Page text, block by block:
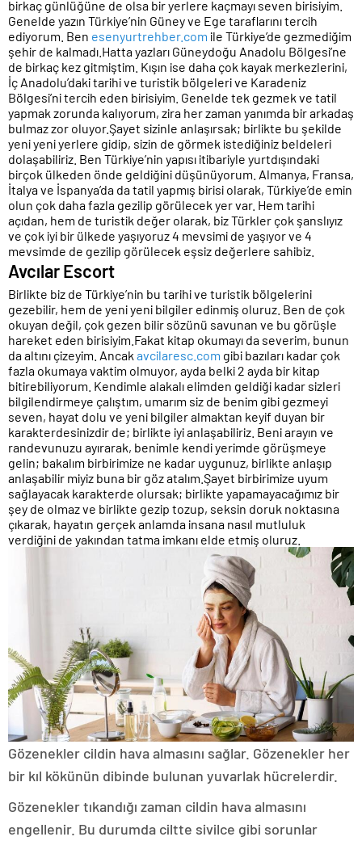
birkaç günlüğüne de olsa bir yerlere kaçmayı seven birisiyim.
Genelde yazın Türkiye’nin Güney ve Ege taraflarını tercih
ediyorum. Ben esenyurtrehber.com ile Türkiye’de gezmediğim
şehir de kalmadı.Hatta yazları Güneydoğu Anadolu Bölgesi’ne
de birkaç kez gitmiştim. Kışın ise daha çok kayak merkezlerini,
İç Anadolu’daki tarihi ve turistik bölgeleri ve Karadeniz
Bölgesi’ni tercih eden birisiyim. Genelde tek gezmek ve tatil
yapmak zorunda kalıyorum, zira her zaman yanımda bir arkadaş
bulmaz zor oluyor.Şayet sizinle anlaşırsak; birlikte bu şekilde
yeni yeni yerlere gidip, sizin de görmek istediğiniz beldeleri
dolaşabiliriz. Ben Türkiye’nin yapısı itibariyle yurtdışındaki
birçok ülkeden önde geldiğini düşünüyorum. Almanya, Fransa,
İtalya ve İspanya’da da tatil yapmış birisi olarak, Türkiye’de emin
olun çok daha fazla gezilip görülecek yer var. Hem tarihi
açıdan, hem de turistik değer olarak, biz Türkler çok şanslıyız
ve çok iyi bir ülkede yaşıyoruz 4 mevsimi de yaşıyor ve 4
mevsimde de gezilip görülecek eşsiz değerlere sahibiz.
Avcılar Escort
Birlikte biz de Türkiye’nin bu tarihi ve turistik bölgelerini
gezebilir, hem de yeni yeni bilgiler edinmiş oluruz. Ben de çok
okuyan değil, çok gezen bilir sözünü savunan ve bu görüşle
hareket eden birisiyim.Fakat kitap okumayı da severim, bunun
da altını çizeyim. Ancak avcilaresc.com gibi bazıları kadar çok
fazla okumaya vaktim olmuyor, ayda belki 2 ayda bir kitap
bitirebiliyorum. Kendimle alakalı elimden geldiği kadar sizleri
bilgilendirmeye çalıştım, umarım siz de benim gibi gezmeyi
seven, hayat dolu ve yeni bilgiler almaktan keyif duyan bir
karakterdesinizdir de; birlikte iyi anlaşabiliriz. Beni arayın ve
randevunuzu ayırarak, benimle kendi yerimde görüşmeye
gelin; bakalım birbirimize ne kadar uygunuz, birlikte anlaşıp
anlaşabilir miyiz buna bir göz atalım.Şayet birbirimize uyum
sağlayacak karakterde olursak; birlikte yapamayacağımız bir
şey de olmaz ve birlikte gezip tozup, seksin doruk noktasına
çıkarak, hayatın gerçek anlamda insana nasıl mutluluk
verdiğini de yakından tatma imkanı elde etmiş oluruz.
Gözenekler cildin hava almasını sağlar. Gözenekler her
bir kıl kökünün dibinde bulunan yuvarlak hücrelerdir.
Gözenekler tıkandığı zaman cildin hava almasını
engellenir. Bu durumda ciltte sivilce gibi sorunlar